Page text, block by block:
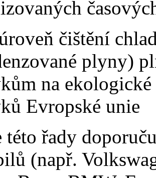
čištění
plyny)
na
Evropské unie
této řady
(např.